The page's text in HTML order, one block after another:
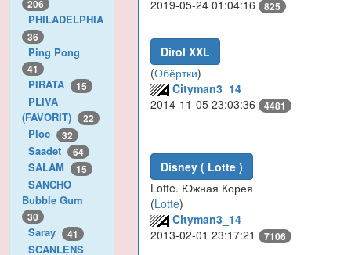
206
PHILADELPHIA
36
Ping Pong
41
PIRATA 15
PLIVA
(FAVORIT)
22
Ploc 32
Saadet 64
SALAM 15
SANCHO
Bubble Gum
30
Saray 41
SCANLENS
2019-05-24 01:04:16 825
Dirol XXL
(Обёртки)
Cityman3_14
2014-11-05 23:03:36 4481
Disney ( Lotte )
Lotte. Южная Корея
(Lotte)
Cityman3_14
2013-02-01 23:17:21 7106